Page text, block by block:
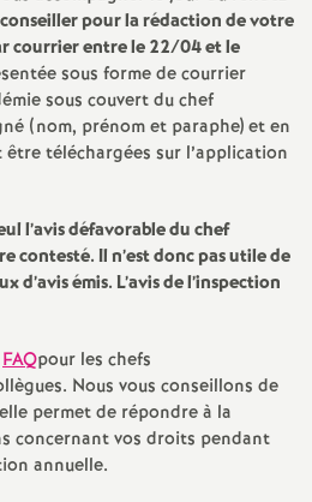
e
S
e
c
o
d
pour la rédaction de votre
courrier entre le 22/04 et le
sous forme de courrier
sous couvert du chef
(nom, prénom et paraphe) et en
téléchargées sur l’application
l’avis défavorable du chef
contesté. Il n’est donc pas utile de
d’avis émis. L’avis de l’inspection
FAQpour les chefs
Nous vous conseillons de
permet de répondre à la
concernant vos droits pendant
annuelle.